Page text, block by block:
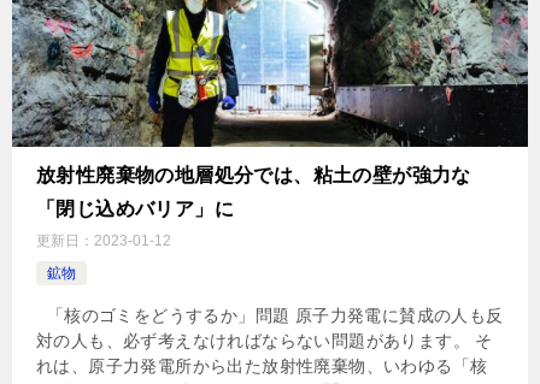
放射性廃棄物の地層処分では、粘土の壁が強力な
「閉じ込めバリア」に
更新日： 2023-01-12
鉱物
「核のゴミをどうするか」問題 原子力発電に賛成の人も反
対の人も、必ず考えなければならない問題があります。 そ
れは、原子力発電所から出た放射性廃棄物、いわゆる「核